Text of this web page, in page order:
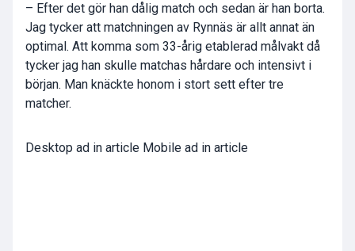
– Efter det gör han dålig match och sedan är han borta.
Jag tycker att matchningen av Rynnäs är allt annat än
optimal. Att komma som 33-årig etablerad målvakt då
tycker jag han skulle matchas hårdare och intensivt i
början. Man knäckte honom i stort sett efter tre
matcher.
Desktop ad in article Mobile ad in article